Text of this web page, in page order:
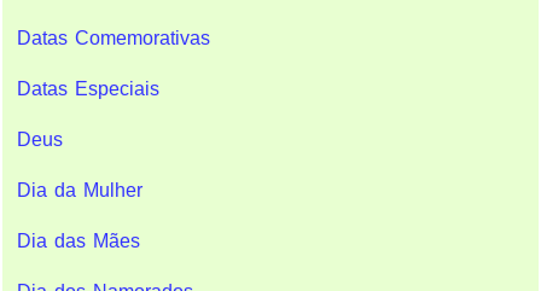
Datas Comemorativas
Datas Especiais
Deus
Dia da Mulher
Dia das Mães